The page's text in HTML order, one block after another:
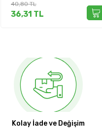
40,80TL
36,31 TL
Kolay İade ve Değişim